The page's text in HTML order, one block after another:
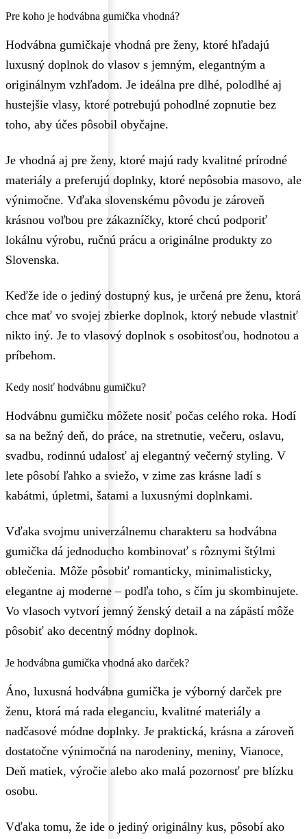
Pre koho je hodvábna gumička vhodná?
Hodvábna gumičkaje vhodná pre ženy, ktoré hľadajú
luxusný doplnok do vlasov s jemným, elegantným a
originálnym vzhľadom. Je ideálna pre dlhé, polodlhé aj
hustejšie vlasy, ktoré potrebujú pohodlné zopnutie bez
toho, aby účes pôsobil obyčajne.
Je vhodná aj pre ženy, ktoré majú rady kvalitné prírodné
materiály a preferujú doplnky, ktoré nepôsobia masovo, ale
výnimočne. Vďaka slovenskému pôvodu je zároveň
krásnou voľbou pre zákazníčky, ktoré chcú podporiť
lokálnu výrobu, ručnú prácu a originálne produkty zo
Slovenska.
Keďže ide o jediný dostupný kus, je určená pre ženu, ktorá
chce mať vo svojej zbierke doplnok, ktorý nebude vlastniť
nikto iný. Je to vlasový doplnok s osobitosťou, hodnotou a
príbehom.
Kedy nosiť hodvábnu gumičku?
Hodvábnu gumičku môžete nosiť počas celého roka. Hodí
sa na bežný deň, do práce, na stretnutie, večeru, oslavu,
svadbu, rodinnú udalosť aj elegantný večerný styling. V
lete pôsobí ľahko a sviežo, v zime zas krásne ladí s
kabátmi, úpletmi, šatami a luxusnými doplnkami.
Vďaka svojmu univerzálnemu charakteru sa hodvábna
gumička dá jednoducho kombinovať s rôznymi štýlmi
oblečenia. Môže pôsobiť romanticky, minimalisticky,
elegantne aj moderne – podľa toho, s čím ju skombinujete.
Vo vlasoch vytvorí jemný ženský detail a na zápästí môže
pôsobiť ako decentný módny doplnok.
Je hodvábna gumička vhodná ako darček?
Áno, luxusná hodvábna gumička je výborný darček pre
ženu, ktorá má rada eleganciu, kvalitné materiály a
nadčasové módne doplnky. Je praktická, krásna a zároveň
dostatočne výnimočná na narodeniny, meniny, Vianoce,
Deň matiek, výročie alebo ako malá pozornosť pre blízku
osobu.
Vďaka tomu, že ide o jediný originálny kus, pôsobí ako